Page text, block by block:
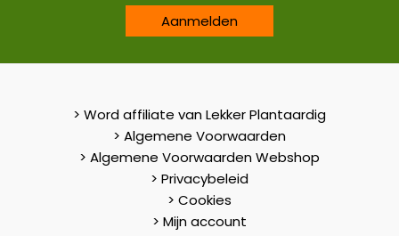
Aanmelden
> Word affiliate van Lekker Plantaardig
> Algemene Voorwaarden
> Algemene Voorwaarden Webshop
> Privacybeleid
> Cookies
> Mijn account